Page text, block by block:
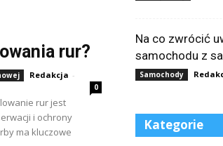
rur?
Redakcja -
0
rur jest
i ochrony
ma kluczowe
Na co zwrócić
samochodu z
Samochody
Kategorie